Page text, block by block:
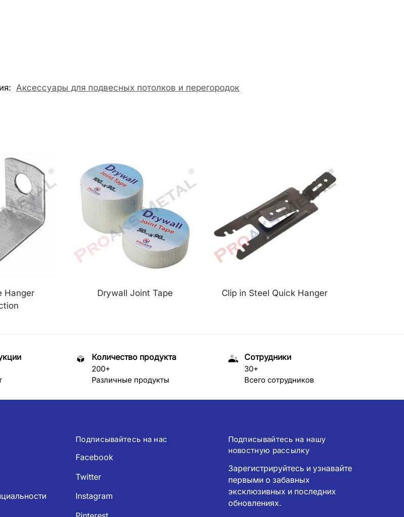
Аксессуары для подвесных потолков и перегородок
Hanger
Drywall Joint Tape Clip in Steel Quick Hanger
Количество продукта
200+
Различные продукты
Сотрудники
30+
Всего сотрудников
Подписывайтесь на нас
Facebook
Twitter
Instagram
Подписывайтесь на нашу
новостную рассылку
Зарегистрируйтесь и узнавайте
первыми о забавных
эксклюзивных и последних
обновлениях.